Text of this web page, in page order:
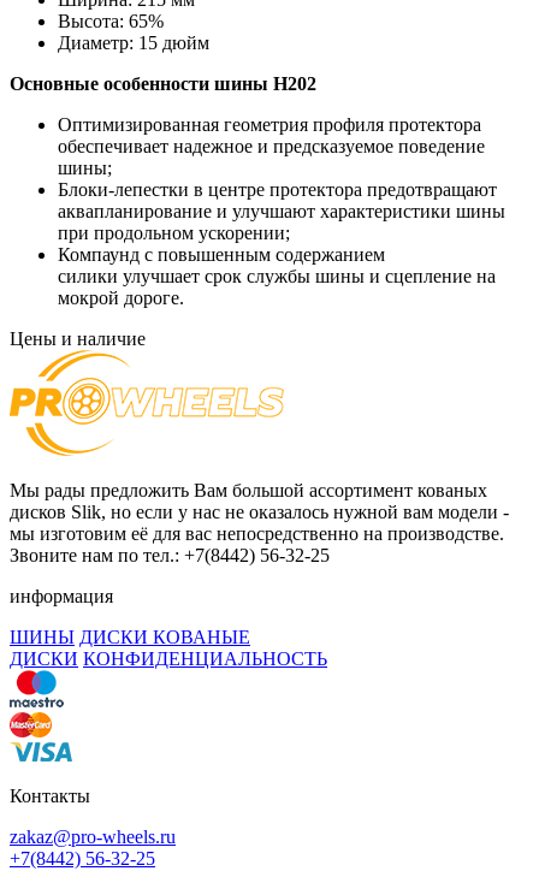
Высота: 65%
Диаметр: 15 дюйм
Основные особенности шины H202
Оптимизированная геометрия профиля протектора
обеспечивает надежное и предсказуемое поведение
шины;
Блоки-лепестки в центре протектора предотвращают
аквапланирование и улучшают характеристики шины
при продольном ускорении;
Компаунд с повышенным содержанием
силики улучшает срок службы шины и сцепление на
мокрой дороге.
Цены и наличие
Мы рады предложить Вам большой ассортимент кованых
дисков Slik, но если у нас не оказалось нужной вам модели -
мы изготовим её для вас непосредственно на производстве.
Звоните нам по тел.: +7(8442) 56-32-25
информация
ШИНЫ ДИСКИ КОВАНЫЕ
ДИСКИ КОНФИДЕНЦИАЛЬНОСТЬ
Контакты
zakaz@pro-wheels.ru
+7(8442) 56-32-25